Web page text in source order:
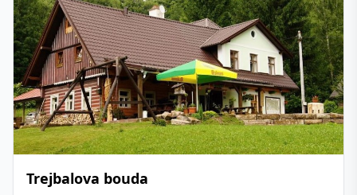
Trejbalova bouda